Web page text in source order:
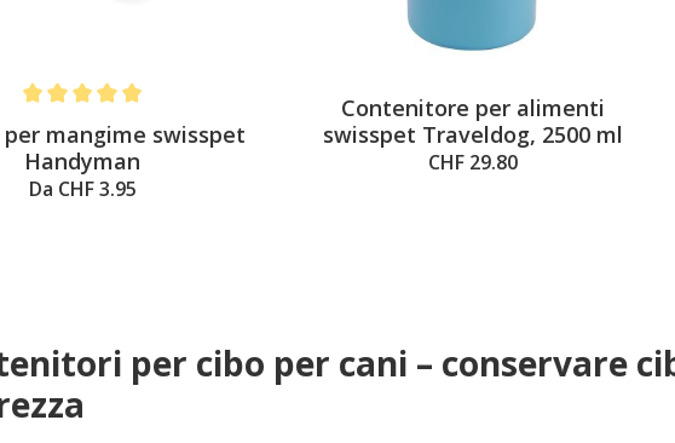
mangime swisspet
Handyman
Da CHF 3.95
Contenitore per alimenti
swisspet Traveldog, 2500 ml
CHF 29.80
per cibo per cani – conservare